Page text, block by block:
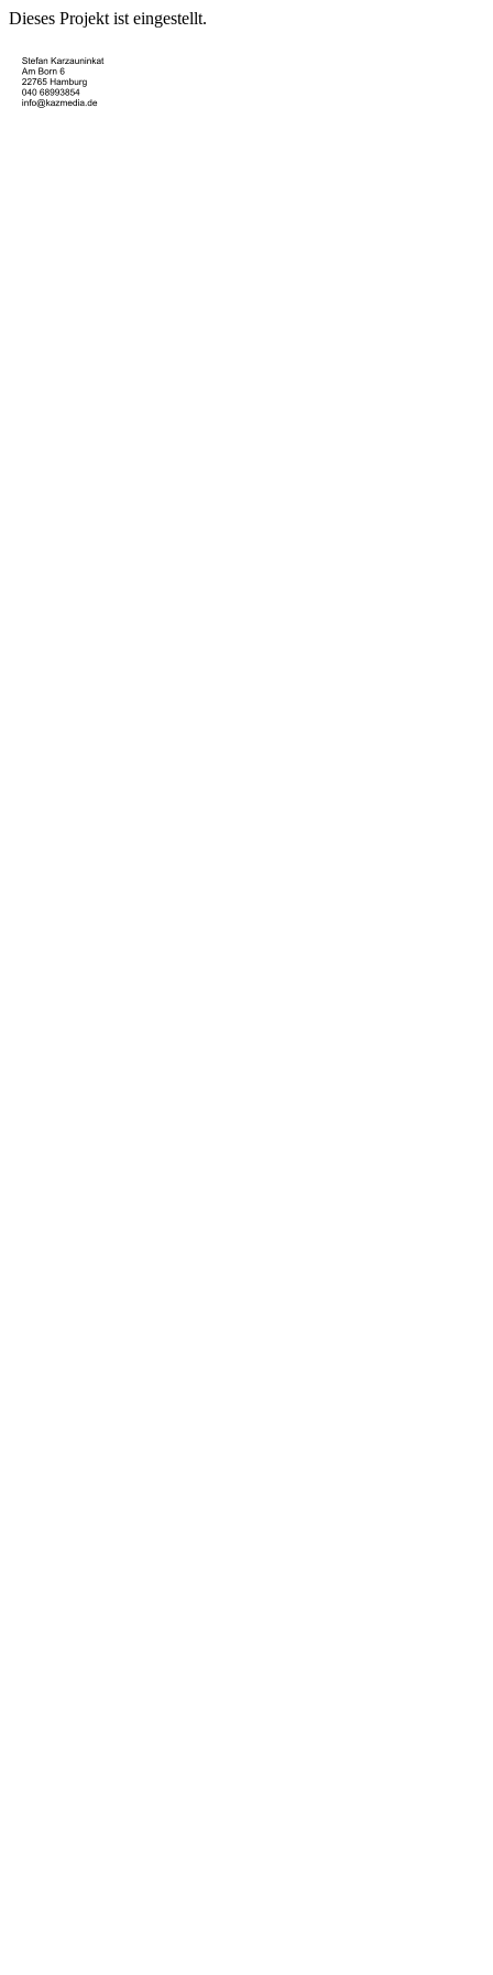
Dieses Projekt ist eingestellt.